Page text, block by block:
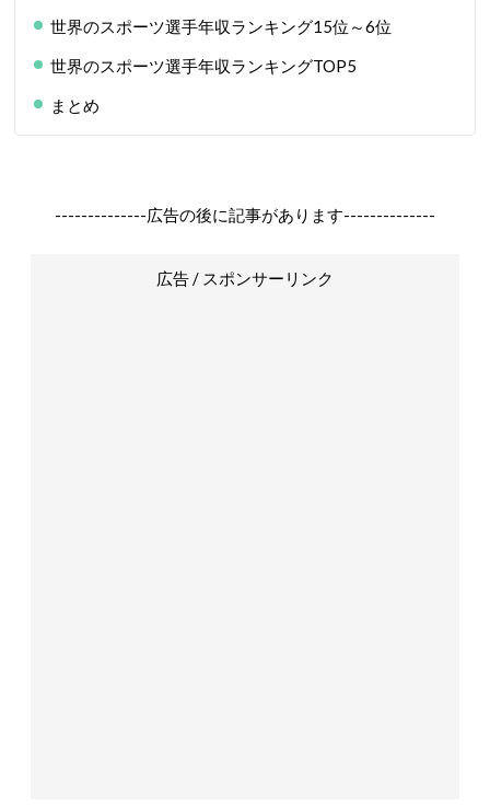
世界のスポーツ選手年収ランキング15位～6位
世界のスポーツ選手年収ランキングTOP5
まとめ
--------------広告の後に記事があります--------------
広告 / スポンサーリンク